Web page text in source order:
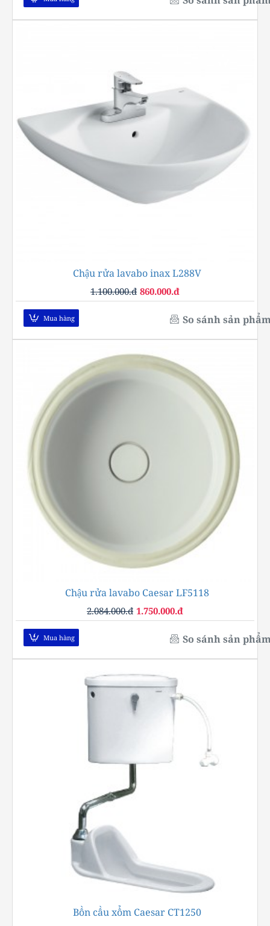
Chậu rửa lavabo inax L288V
860.000.đ
1.100.000.đ
Mua hàng So sánh sản
Chậu rửa lavabo Caesar LF5118
1.750.000.đ
2.084.000.đ
Mua hàng So sánh sản
Bồn cầu xổm Caesar CT1250